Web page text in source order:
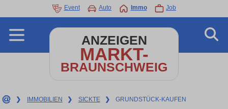
Event Auto Immo Job
ANZEIGEN
MARKT-
BRAUNSCHWEIG
❯ IMMOBILIEN ❯ SICKTE ❯ GRUNDSTÜCK-KAUFEN